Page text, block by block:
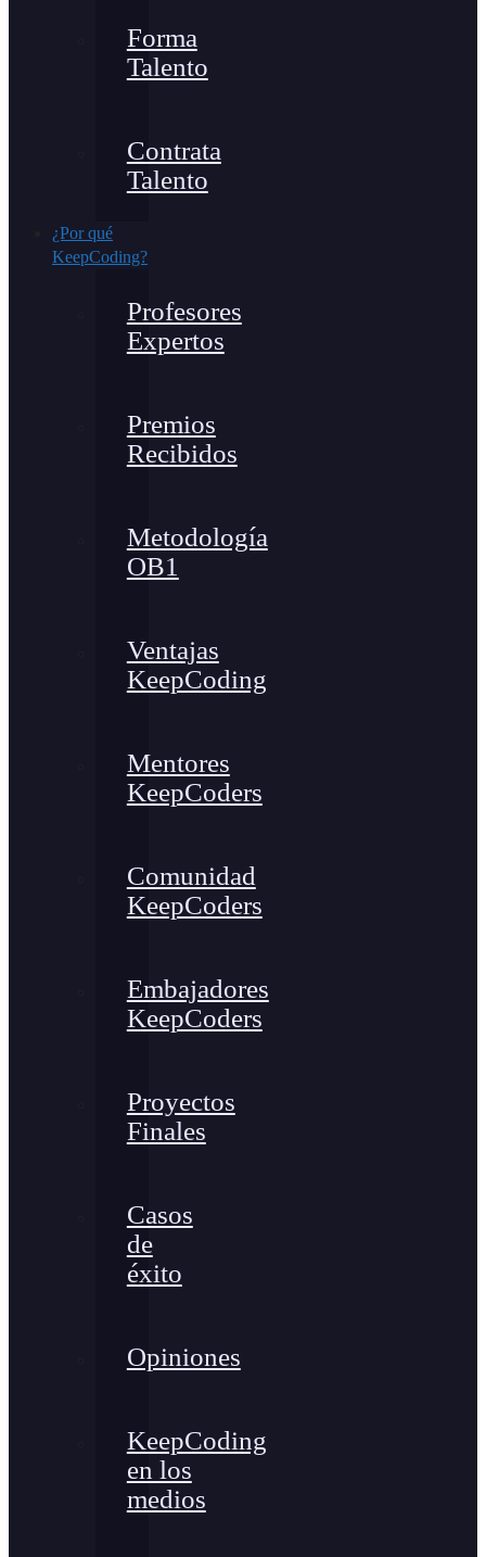
Forma
Talento
Contrata
Talento
¿Por qué
KeepCoding?
Profesores
Expertos
Premios
Recibidos
Metodología
OB1
Ventajas
KeepCoding
Mentores
KeepCoders
Comunidad
KeepCoders
Embajadores
KeepCoders
Proyectos
Finales
Casos
de
éxito
Opiniones
KeepCoding
en los
medios